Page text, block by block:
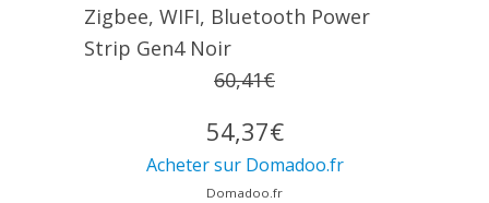
Zigbee, WIFI, Bluetooth Power
Strip Gen4 Noir
60,41€
54,37€
Acheter sur Domadoo.fr
Domadoo.fr